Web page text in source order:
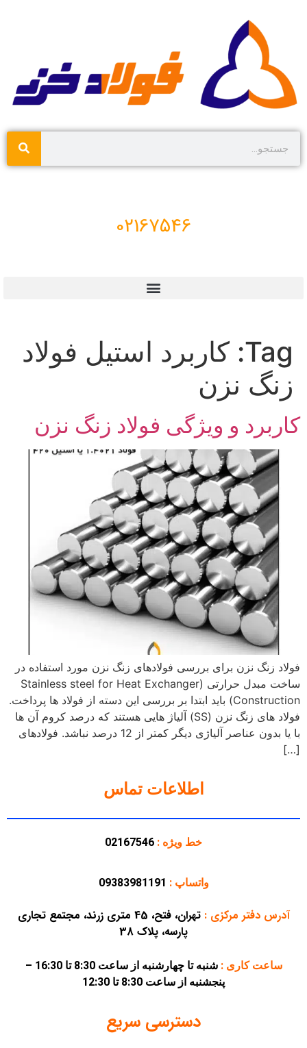
02167546
Tag: کاربرد استیل فولاد
زنگ نزن
کاربرد و ویژگی‌ فولاد زنگ نزن
فولاد زنگ نزن برای بررسی فولادهای زنگ نزن مورد استفاده در
ساخت مبدل حرارتی (Stainless steel for Heat Exchanger
Construction) باید ابتدا بر بررسی این دسته از فولاد ها پرداخت.
فولاد های زنگ نزن (SS) آلیاژ هایی هستند که درصد کروم آن ها
با یا بدون عناصر آلیاژی دیگر کمتر از 12 درصد نباشد. فولادهای
[…]
اطلاعات تماس
خط ویژه : 02167546
واتساپ : 09383981191
آدرس دفتر مرکزی:
تهران، فتح، 45 متری زرند، مجتمع تجاری
پارسه، پلاک 38
ساعت کاری :
شنبه تا چهارشنبه از ساعت 8:30 تا 16:30 –
پنجشنبه از ساعت 8:30 تا 12:30
دسترسی سریع